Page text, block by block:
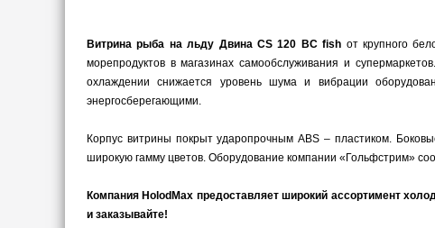
Витрина рыба на льду Двина CS 120 ВС fish от крупного
морепродуктов в магазинах самообслуживания и
охлаждении снижается уровень шума и вибрации
энергосберегающими.
Корпус витрины покрыт ударопрочным ABS – пластиком.
широкую гамму цветов. Оборудование компании «Гольфстрим»
Компания HolodMax предоставляет широкий ассортимент
и заказывайте!